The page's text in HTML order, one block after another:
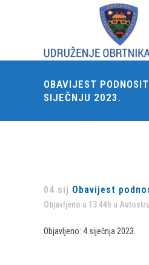
OBAVIJEST
SIJEČNJU 2023.
04 sij Obavijest
Objavljeno u 13:44h u
Objavljeno: 4.siječnja 2023.